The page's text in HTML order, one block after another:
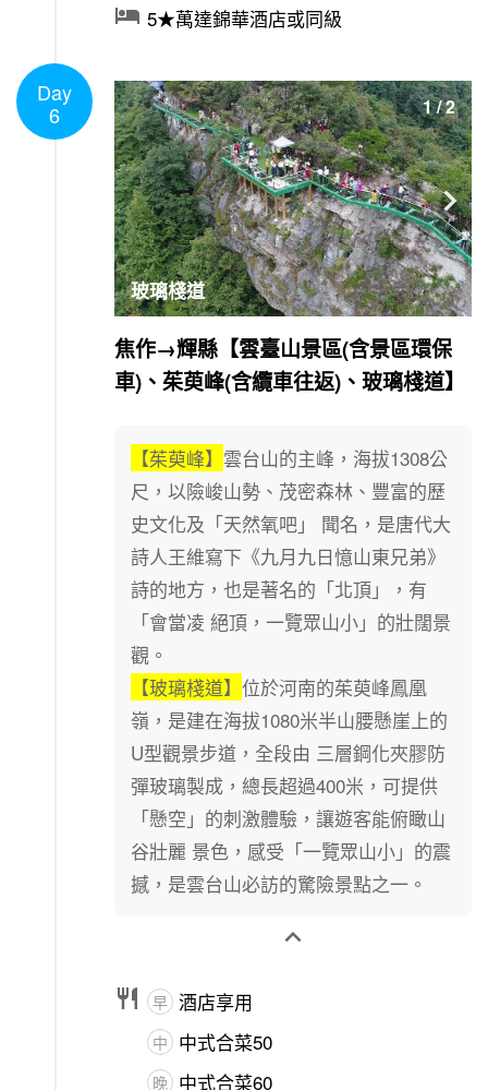
 5★萬達錦華酒店或同級
Day
6
焦作→輝縣【雲臺山景區(含景區環保
車)、茱萸峰(含纜車往返)、玻璃棧道】
【茱萸峰】 雲台山的主峰，海拔1308公
尺，以險峻山勢、茂密森林、豐富的歷
史文化及「天然氧吧」 聞名，是唐代大
詩人王維寫下《九月九日憶山東兄弟》
詩的地方，也是著名的「北頂」，有
「會當凌 絕頂，一覽眾山小」的壯闊景
觀。
【玻璃棧道】 位於河南的茱萸峰鳳凰
嶺，是建在海拔1080米半山腰懸崖上的
U型觀景步道，全段由 三層鋼化夾膠防
彈玻璃製成，總長超過400米，可提供
「懸空」的刺激體驗，讓遊客能俯瞰山
谷壯麗 景色，感受「一覽眾山小」的震
撼，是雲台山必訪的驚險景點之一。

 早 酒店享用
中 中式合菜50
晚 中式合菜60
玻璃棧道
1/2
